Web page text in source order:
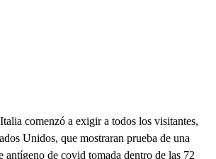
comenzó a exigir a todos los visitantes,
Unidos, que mostraran prueba de una
antígeno de covid tomada dentro de las 72